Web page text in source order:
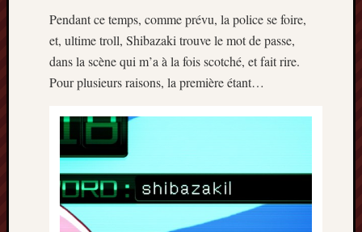
Pendant ce temps, comme prévu, la police se foire,
et, ultime troll, Shibazaki trouve le mot de passe,
dans la scène qui m’a à la fois scotché, et fait rire.
Pour plusieurs raisons, la première étant…